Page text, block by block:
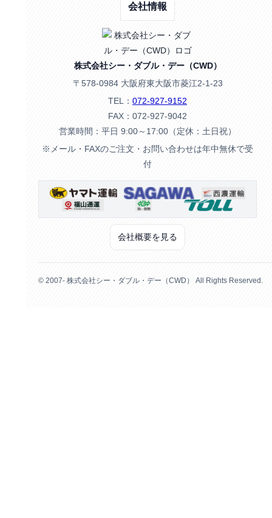
会社情報
株式会社シー・ダブル・デー（CWD）
〒578-0984 大阪府東大阪市菱江2-1-23
TEL： 072-927-9152
FAX：072-927-9042
営業時間：平日 9:00～17:00（定休：土日祝）
※メール・FAXのご注文・お問い合わせは年中無休で受
付
会社概要を見る
© 2007- 株式会社シー・ダブル・デー（CWD） All Rights Reserved.